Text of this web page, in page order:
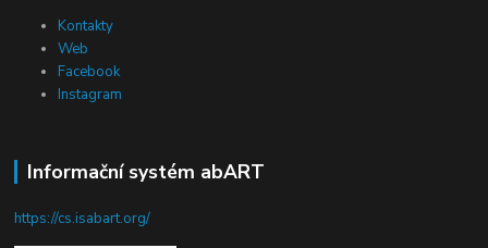
Kontakty
Web
Facebook
Instagram
Informační systém abART
https://cs.isabart.org/